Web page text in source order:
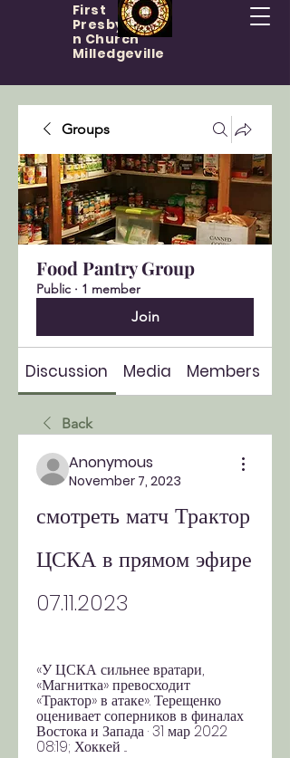
First
Presbyteria
n Church
Milledgeville
Groups
Food Pantry Group
Public · 1 member
Join
Discussion Media Members
Back
Anonymous
November 7, 2023
смотреть матч Трактор
ЦСКА в прямом эфире
07.11.2023
«У ЦСКА сильнее вратари,
«Магнитка» превосходит
«Трактор» в атаке». Терещенко
оценивает соперников в финалах
Востока и Запада · 31 мар 2022
08:19; Хоккей ...